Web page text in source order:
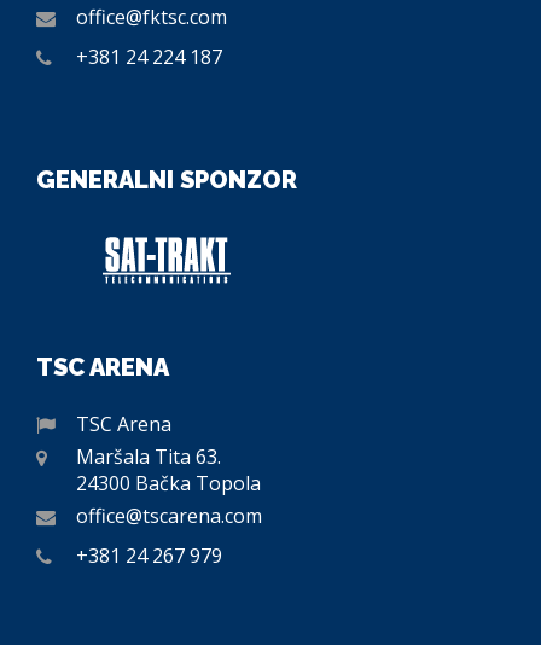
office@fktsc.com
+381 24 224 187
GENERALNI SPONZOR
TSC ARENA
TSC Arena
Maršala Tita 63.
24300 Bačka Topola
office@tscarena.com
+381 24 267 979